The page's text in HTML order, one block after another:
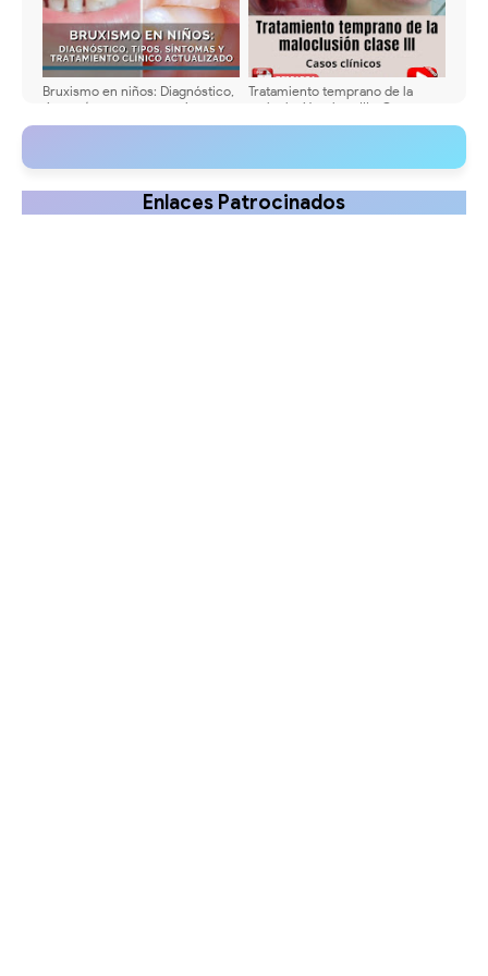
Bruxismo en niños: Diagnóstico,
tipos, síntomas y tratamiento
clínico actualizado
Tratamiento temprano de la
maloclusión clase III - Casos
clínicos
Enlaces Patrocinados